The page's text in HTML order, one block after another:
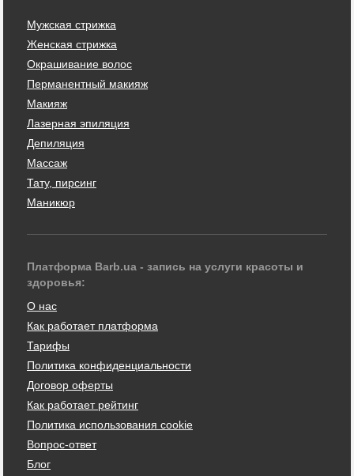
Мужская стрижка
Женская стрижка
Окрашивание волос
Перманентный макияж
Макияж
Лазерная эпиляция
Депиляция
Массаж
Тату, пирсинг
Маникюр
Платформа Barb.ua - запись на услуги красоты и
здоровья:
О нас
Как работает платформа
Тарифы
Политика конфиденциальности
Договор оферты
Как работает рейтинг
Политика использования cookie
Вопрос-ответ
Блог